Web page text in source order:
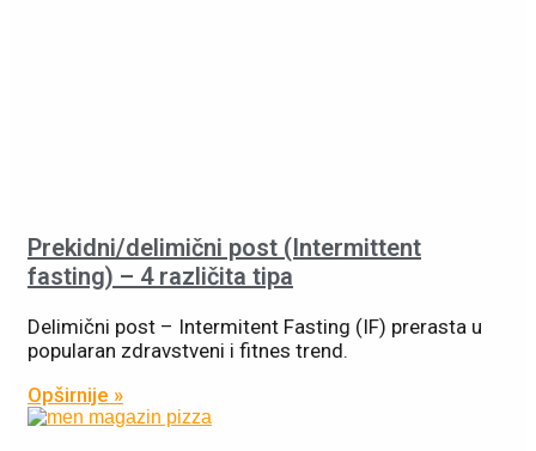
Prekidni/delimični post (Intermittent
fasting) – 4 različita tipa
Delimični post – Intermitent Fasting (IF) prerasta u
popularan zdravstveni i fitnes trend.
Opširnije »